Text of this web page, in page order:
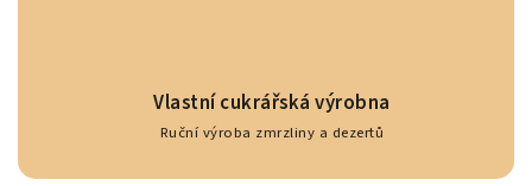
Vlastní cukrářská výrobna
Ruční výroba zmrzliny a dezertů